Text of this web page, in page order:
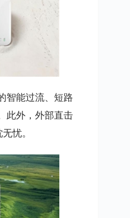
智能过流、短路
此外，外部直击
忧。